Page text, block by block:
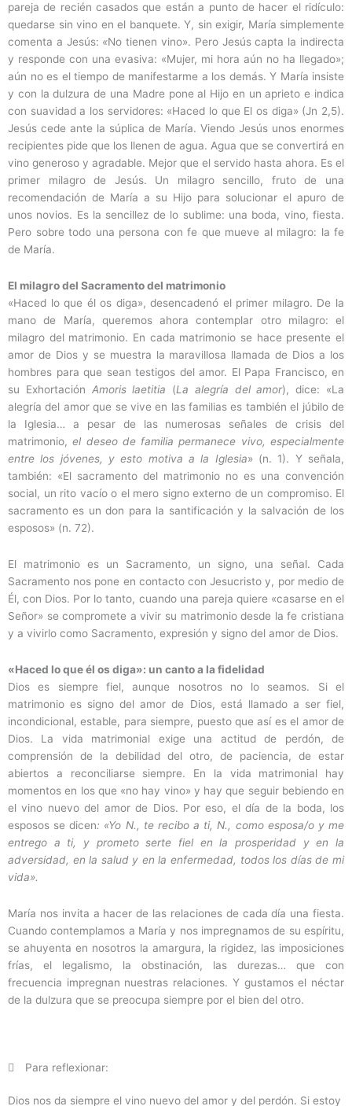
pareja de recién casados que están a punto de hacer el ridículo:
quedarse sin vino en el banquete. Y, sin exigir, María simplemente
comenta a Jesús: «No tienen vino». Pero Jesús capta la indirecta
y responde con una evasiva: «Mujer, mi hora aún no ha llegado»;
aún no es el tiempo de manifestarme a los demás. Y María insiste
y con la dulzura de una Madre pone al Hijo en un aprieto e indica
con suavidad a los servidores: «Haced lo que El os diga» (Jn 2,5).
Jesús cede ante la súplica de María. Viendo Jesús unos enormes
recipientes pide que los llenen de agua. Agua que se convertirá en
vino generoso y agradable. Mejor que el servido hasta ahora. Es el
primer milagro de Jesús. Un milagro sencillo, fruto de una
recomendación de María a su Hijo para solucionar el apuro de
unos novios. Es la sencillez de lo sublime: una boda, vino, fiesta.
Pero sobre todo una persona con fe que mueve al milagro: la fe
de María.
El milagro del Sacramento del matrimonio
«Haced lo que él os diga», desencadenó el primer milagro. De la
mano de María, queremos ahora contemplar otro milagro: el
milagro del matrimonio. En cada matrimonio se hace presente el
amor de Dios y se muestra la maravillosa llamada de Dios a los
hombres para que sean testigos del amor. El Papa Francisco, en
su Exhortación Amoris laetitia (La alegría del amor), dice: «La
alegría del amor que se vive en las familias es también el júbilo de
la Iglesia… a pesar de las numerosas señales de crisis del
matrimonio,el deseo de familia permanece vivo, especialmente
entre los jóvenes, y esto motiva a la Iglesia» (n. 1). Y señala,
también: «El sacramento del matrimonio no es una convención
social, un rito vacío o el mero signo externo de un compromiso. El
sacramento es un don para la santificación y la salvación de los
esposos» (n. 72).
El matrimonio es un Sacramento, un signo, una señal. Cada
Sacramento nos pone en contacto con Jesucristo y, por medio de
Él, con Dios. Por lo tanto, cuando una pareja quiere «casarse en el
Señor» se compromete a vivir su matrimonio desde la fe cristiana
y a vivirlo como Sacramento, expresión y signo del amor de Dios.
«Haced lo que él os diga»: un canto a la fidelidad
Dios es siempre fiel, aunque nosotros no lo seamos. Si el
matrimonio es signo del amor de Dios, está llamado a ser fiel,
incondicional, estable, para siempre, puesto que así es el amor de
Dios. La vida matrimonial exige una actitud de perdón, de
comprensión de la debilidad del otro, de paciencia, de estar
abiertos a reconciliarse siempre. En la vida matrimonial hay
momentos en los que «no hay vino» y hay que seguir bebiendo en
el vino nuevo del amor de Dios. Por eso, el día de la boda, los
esposos se dicen: «Yo N., te recibo a ti, N., como esposa/o y me
entrego a ti, y prometo serte fiel en la prosperidad y en la
adversidad, en la salud y en la enfermedad, todos los días de mi
vida».
María nos invita a hacer de las relaciones de cada día una fiesta.
Cuando contemplamos a María y nos impregnamos de su espíritu,
se ahuyenta en nosotros la amargura, la rigidez, las imposiciones
frías, el legalismo, la obstinación, las durezas… que con
frecuencia impregnan nuestras relaciones. Y gustamos el néctar
de la dulzura que se preocupa siempre por el bien del otro.
Para reflexionar:
Dios nos da siempre el vino nuevo del amor y del perdón. Si estoy